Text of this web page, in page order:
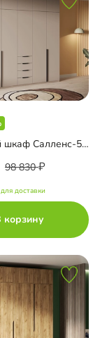
Распашной шкаф Салленс-5 Премиум с антресолью
98 830
доставки
корзину